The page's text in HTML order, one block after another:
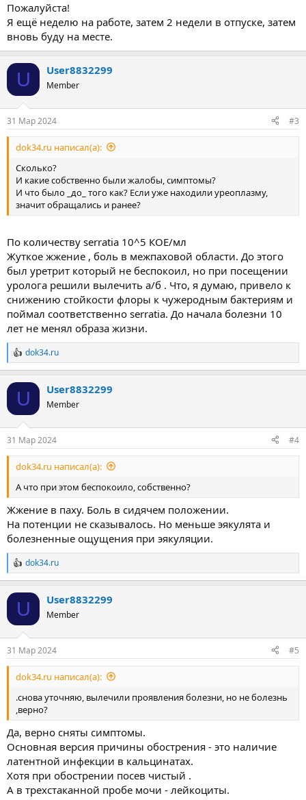
Пожалуйста!
Я ещё неделю на работе, затем 2 недели в отпуске, затем
вновь буду на месте.
U User8832299
Member
31 Мар 2024 #3
dok34.ru написал(а):
Сколько?
И какие собственно были жалобы, симптомы?
И что было _до_ того как? Если уже находили уреоплазму,
значит обращались и ранее?
По количеству serratia 10^5 КОЕ/мл
Жуткое жжение , боль в межпаховой области. До этого
был уретрит который не беспокоил, но при посещении
уролога решили вылечить а/б . Что, я думаю, привело к
снижению стойкости флоры к чужеродным бактериям и
поймал соответственно serratia. До начала болезни 10
лет не менял образа жизни.
Р
е
и
dok34.ru
U User8832299
Member
31 Мар 2024 #4
dok34.ru написал(а):
А что при этом беспокоило, собственно?
Жжение в паху. Боль в сидячем положении.
На потенции не сказывалось. Но меньше эякулята и
болезненные ощущения при эякуляции.
Р
е
и
dok34.ru
U User8832299
Member
31 Мар 2024 #5
dok34.ru написал(а):
.снова уточняю, вылечили проявления болезни, но не болезнь
,верно?
Да, верно сняты симптомы.
Основная версия причины обострения - это наличие
латентной инфекции в кальцинатах.
Хотя при обострении посев чистый .
А в трехстаканной пробе мочи - лейкоциты.